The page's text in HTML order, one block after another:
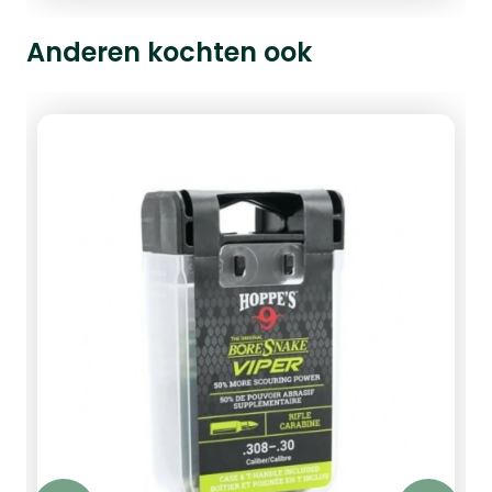
Anderen kochten ook